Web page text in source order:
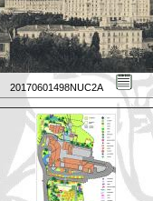
20170601498NUC2A